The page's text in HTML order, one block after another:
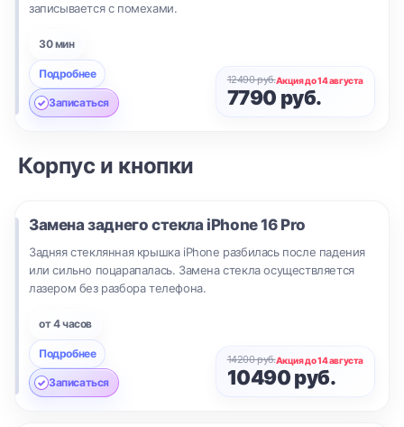
записывается с помехами.
30 мин
Подробнее
Записаться
12490 руб.Акция до 14 августа
7790 руб.
Корпус и кнопки
Замена заднего стекла iPhone 16 Pro
Задняя стеклянная крышка iPhone разбилась после падения
или сильно поцарапалась. Замена стекла осуществляется
лазером без разбора телефона.
от 4 часов
Подробнее
Записаться
14200 руб.Акция до 14 августа
10490 руб.